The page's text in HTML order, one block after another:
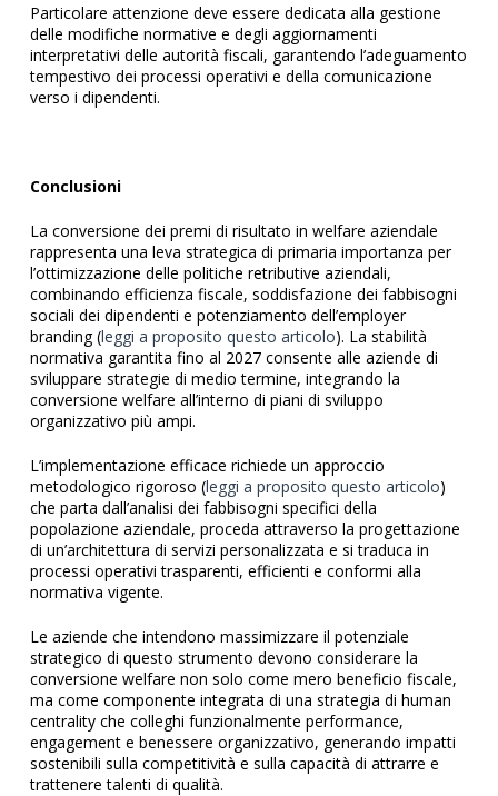
Particolare attenzione deve essere dedicata alla gestione
delle modifiche normative e degli aggiornamenti
interpretativi delle autorità fiscali, garantendo l’adeguamento
tempestivo dei processi operativi e della comunicazione
verso i dipendenti.
Conclusioni
La conversione dei premi di risultato in welfare aziendale
rappresenta una leva strategica di primaria importanza per
l’ottimizzazione delle politiche retributive aziendali,
combinando efficienza fiscale, soddisfazione dei fabbisogni
sociali dei dipendenti e potenziamento dell’employer
branding (leggi a proposito questo articolo). La stabilità
normativa garantita fino al 2027 consente alle aziende di
sviluppare strategie di medio termine, integrando la
conversione welfare all’interno di piani di sviluppo
organizzativo più ampi.
L’implementazione efficace richiede un approccio
metodologico rigoroso (leggi a proposito questo articolo)
che parta dall’analisi dei fabbisogni specifici della
popolazione aziendale, proceda attraverso la progettazione
di un’architettura di servizi personalizzata e si traduca in
processi operativi trasparenti, efficienti e conformi alla
normativa vigente.
Le aziende che intendono massimizzare il potenziale
strategico di questo strumento devono considerare la
conversione welfare non solo come mero beneficio fiscale,
ma come componente integrata di una strategia di human
centrality che colleghi funzionalmente performance,
engagement e benessere organizzativo, generando impatti
sostenibili sulla competitività e sulla capacità di attrarre e
trattenere talenti di qualità.